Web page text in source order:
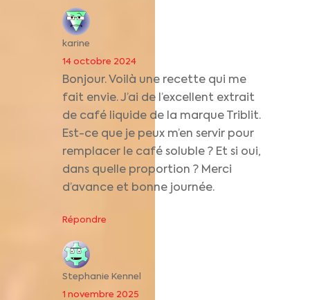
karine
14 octobre 2024
Bonjour. Voilà une recette qui me
fait envie. J’ai de l’excellent extrait
de café liquide de la marque Triblit.
Est-ce que je peux m’en servir pour
remplacer le café soluble ? Et si oui,
dans quelle proportion ? Merci
d’avance et bonne journée.
Répondre
Stephanie Kennel
1 novembre 2025